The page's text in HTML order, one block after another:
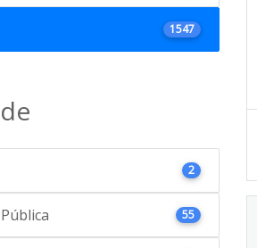
1547
2
55